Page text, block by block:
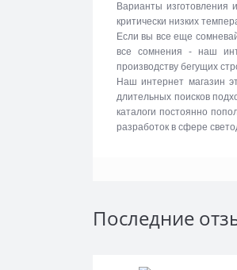
Варианты изготовления
критически низких
Если вы все еще
все сомнения - наш
производству бегущих
Наш интернет магазин
длительных поисков
каталоги постоянно
разработок в сфере
Последние